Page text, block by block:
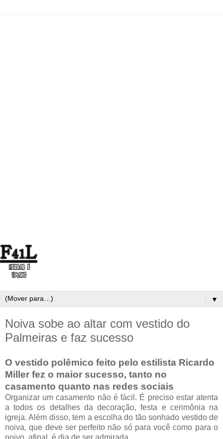
▼
Noiva sobe ao altar com vestido do
Palmeiras e faz sucesso
O vestido polêmico feito pelo estilista Ricardo
Miller fez o maior sucesso, tanto no
casamento quanto nas redes sociais
Organizar um casamento não é fácil. É preciso estar atenta
a todos os detalhes da decoração, festa e cerimônia na
igreja. Além disso, tem a escolha do tão sonhado vestido de
noiva, que deve ser perfeito não só para você como para o
noivo, afinal, é dia de ser admirada.